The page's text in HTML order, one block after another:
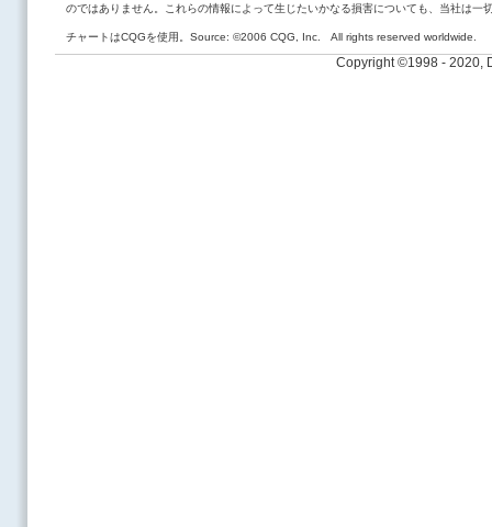
のではありません。これらの情報によって生じたいかなる損害についても、当社は一
チャートはCQGを使用。Source: ©2006 CQG, Inc. All rights reserved worldwide.
Copyright ©1998 - 2020,